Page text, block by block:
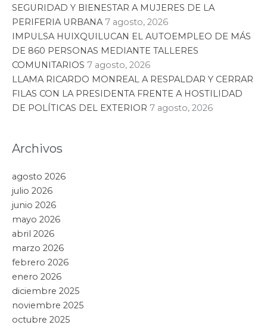
SEGURIDAD Y BIENESTAR A MUJERES DE LA
PERIFERIA URBANA 7 agosto, 2026
IMPULSA HUIXQUILUCAN EL AUTOEMPLEO DE MÁS
DE 860 PERSONAS MEDIANTE TALLERES
COMUNITARIOS 7 agosto, 2026
LLAMA RICARDO MONREAL A RESPALDAR Y CERRAR
FILAS CON LA PRESIDENTA FRENTE A HOSTILIDAD
DE POLÍTICAS DEL EXTERIOR 7 agosto, 2026
Archivos
agosto 2026
julio 2026
junio 2026
mayo 2026
abril 2026
marzo 2026
febrero 2026
enero 2026
diciembre 2025
noviembre 2025
octubre 2025